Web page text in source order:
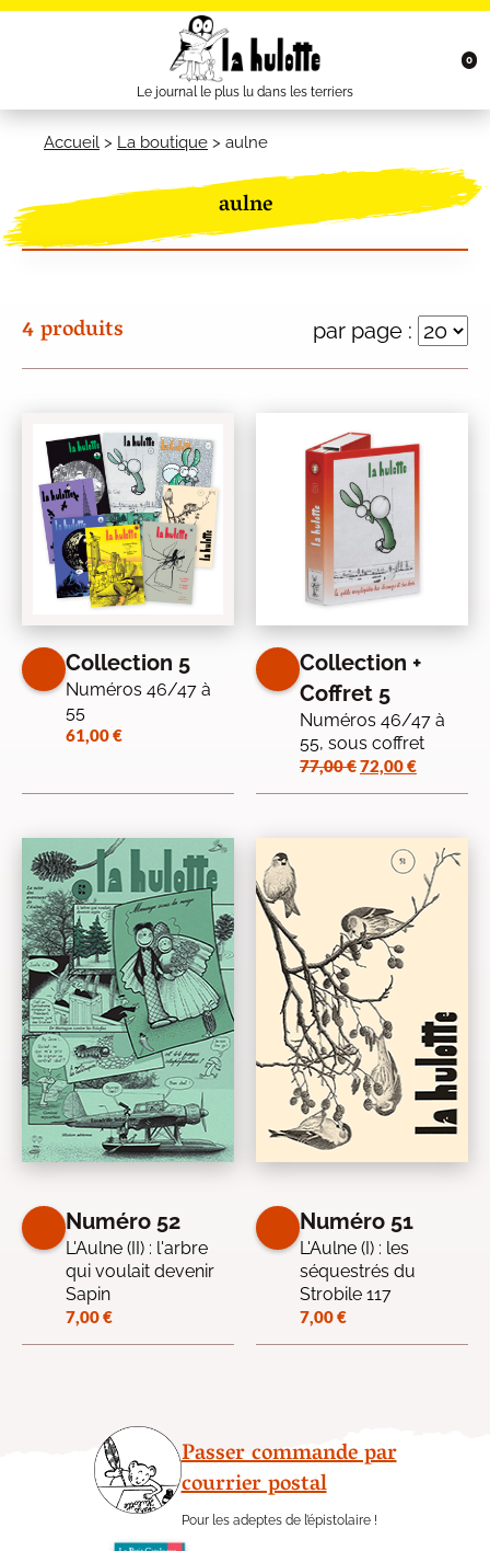
Le journal le plus lu dans les terriers
0
Accueil > La boutique > aulne
aulne
4 produits par page :
Collection 5
Numéros 46/47 à
55
61,00€
Collection +
Coffret 5
Numéros 46/47 à
55, sous coffret
77,00€Le
était :
77,00 €.
72,00€Le
est :
72,00 €.
Numéro 52
L'Aulne (II) : l'arbre
qui voulait devenir
Sapin
7,00€
Numéro 51
L'Aulne (I) : les
séquestrés du
Strobile 117
7,00€
Passer commande par
courrier postal
Pour les adeptes de l’épistolaire !